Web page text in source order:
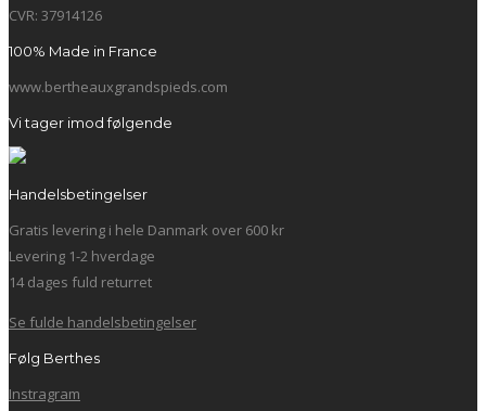
CVR: 37914126
100% Made in France
www.bertheauxgrandspieds.com
Vi tager imod følgende
Handelsbetingelser
Gratis levering i hele Danmark over 600 kr
Levering 1-2 hverdage
14 dages fuld returret
Se fulde handelsbetingelser
Følg Berthes
Instragram